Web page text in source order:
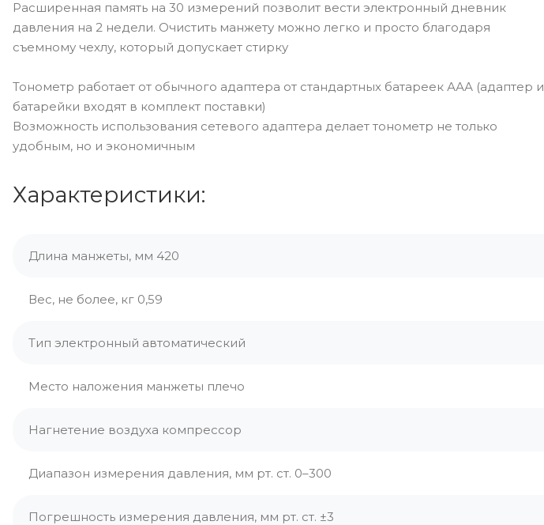
Расширенная память на 30 измерений позволит вести электронный дневник
давления на 2 недели. Очистить манжету можно легко и просто благодаря
съемному чехлу, который допускает стирку
Тонометр работает от обычного адаптера от стандартных батареек ААА (адаптер и
батарейки входят в комплект поставки)
Возможность использования сетевого адаптера делает тонометр не только
удобным, но и экономичным
Характеристики:
Длина манжеты, мм 420
Вес, не более, кг 0,59
Тип электронный автоматический
Место наложения манжеты плечо
Нагнетение воздуха компрессор
Диапазон измерения давления, мм рт. ст. 0–300
Погрешность измерения давления, мм рт. ст. ±3